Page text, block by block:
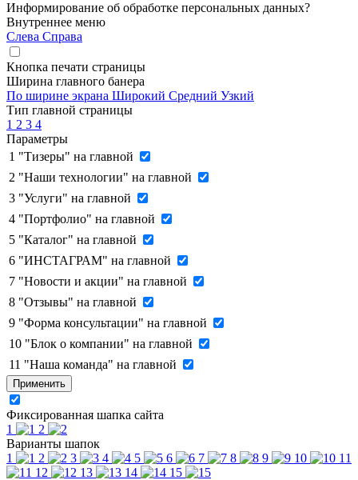
Информирование об обработке персональных данных?
Внутреннее меню
Слева Справа
Кнопка печати страницы
Ширина главного банера
По ширине экрана Широкий Средний Узкий
Тип главной страницы
1 2 3 4
Параметры
1 "Тизеры" на главной
2 "Наши технологии" на главной
3 "Услуги" на главной
4 "Портфолио" на главной
5 "Каталог" на главной
6 "ИНСТАГРАМ" на главной
7 "Новости и акции" на главной
8 "Отзывы" на главной
9 "Форма консультации" на главной
10 "Блок о компании" на главной
11 "Наша команда" на главной
Применить
Фиксированная шапка сайта
1
2
Варианты шапок
1
2 3 4 5 6 7 8 9 10
11
12
13 14 15